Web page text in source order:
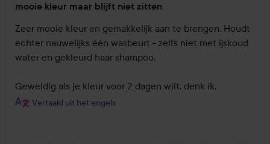
2
van
de
5
mooie kleur maar blijft niet zitten
Zeer mooie kleur en gemakkelijk aan te brengen. Houdt
echter nauwelijks één wasbeurt - zelfs niet met ijskoud
water en gekleurd haar shampoo.
Geweldig als je kleur voor 2 dagen wilt, denk ik.
Vertaald uit het engels